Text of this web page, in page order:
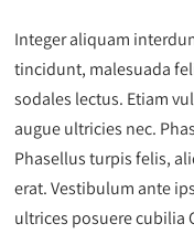
Integer aliquam
tincidunt, malesuada
sodales lectus. Etiam
augue ultricies nec.
Phasellus turpis felis,
erat. Vestibulum ante
ultrices posuere cubilia